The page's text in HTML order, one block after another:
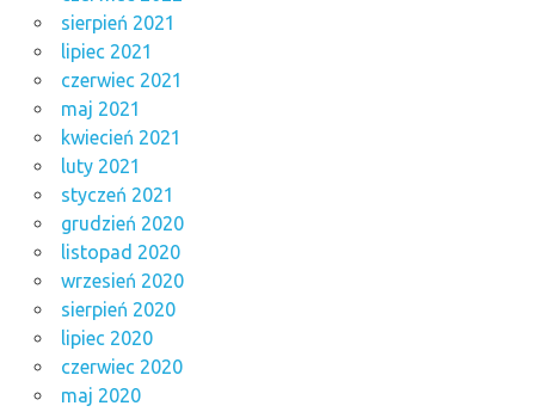
sierpień 2021
lipiec 2021
czerwiec 2021
maj 2021
kwiecień 2021
luty 2021
styczeń 2021
grudzień 2020
listopad 2020
wrzesień 2020
sierpień 2020
lipiec 2020
czerwiec 2020
maj 2020